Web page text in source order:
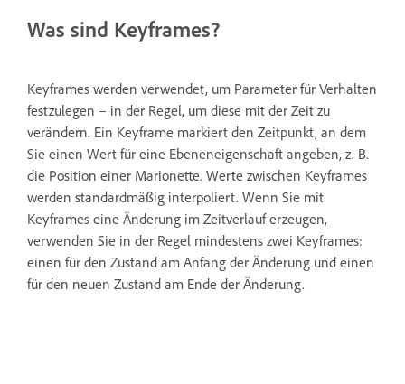
Was sind Keyframes?
Keyframes werden verwendet, um Parameter für Verhalten
festzulegen – in der Regel, um diese mit der Zeit zu
verändern. Ein Keyframe markiert den Zeitpunkt, an dem
Sie einen Wert für eine Ebeneneigenschaft angeben, z. B.
die Position einer Marionette. Werte zwischen Keyframes
werden standardmäßig interpoliert. Wenn Sie mit
Keyframes eine Änderung im Zeitverlauf erzeugen,
verwenden Sie in der Regel mindestens zwei Keyframes:
einen für den Zustand am Anfang der Änderung und einen
für den neuen Zustand am Ende der Änderung.